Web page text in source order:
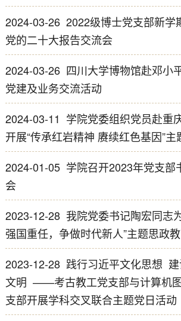
2024-03-26 2022级博士党支部新学
党的二十大报告交流会
2024-03-26 四川大学博物馆赴邓小
党建及业务交流活动
2024-03-11 学院党委组织党员赴重
开展“传承红岩精神 赓续红色基因”主
2024-01-05 学院召开2023年党支部
会
2023-12-28 我院党委书记陶宏同志
强国重任，争做时代新人”主题思政
2023-12-28 践行习近平文化思想
文明  ——考古教工党支部与计算机
支部开展学科交叉联合主题党日活动